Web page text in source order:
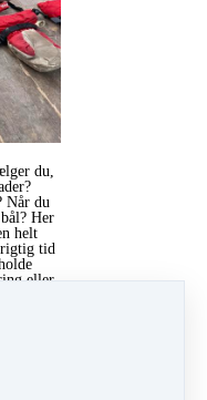
du,
Når du
Her
helt
rigtig tid
eller